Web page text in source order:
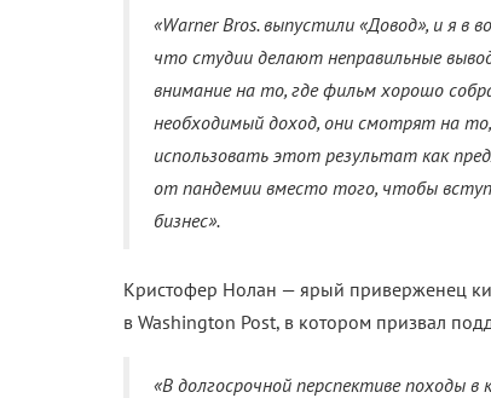
«Warner Bros. выпустили «Довод», и я в
что студии делают неправильные
внимание на то, где фильм хорошо
необходимый доход, они смотрят на
использовать этот результат как
от пандемии вместо того, чтобы
бизнес».
Кристофер Нолан — ярый приверженец
в Washington Post, в котором призвал
«В долгосрочной перспективе походы